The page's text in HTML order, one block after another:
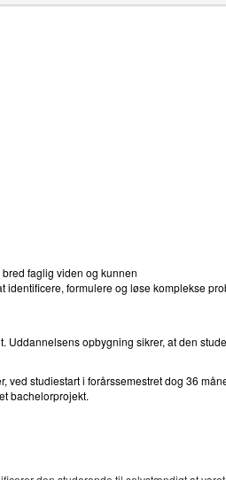
faglig viden og kunnen
formulere og løse komplekse
opbygning sikrer, at den
studiestart i forårssemestret dog 36
bachelorprojekt.